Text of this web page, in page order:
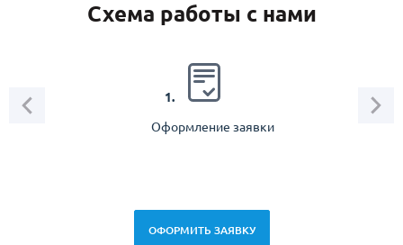
Схема работы с нами
1.
Оформление заявки
ОФОРМИТЬ ЗАЯВКУ